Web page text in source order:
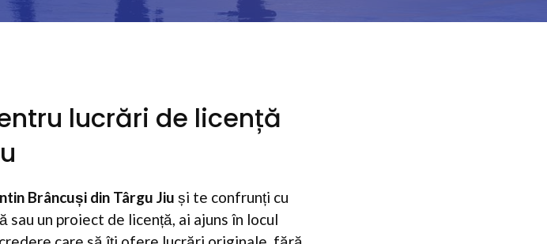
lucrări de licență
Brâncuși din Târgu Jiu și te confrunți cu
un proiect de licență, ai ajuns în locul